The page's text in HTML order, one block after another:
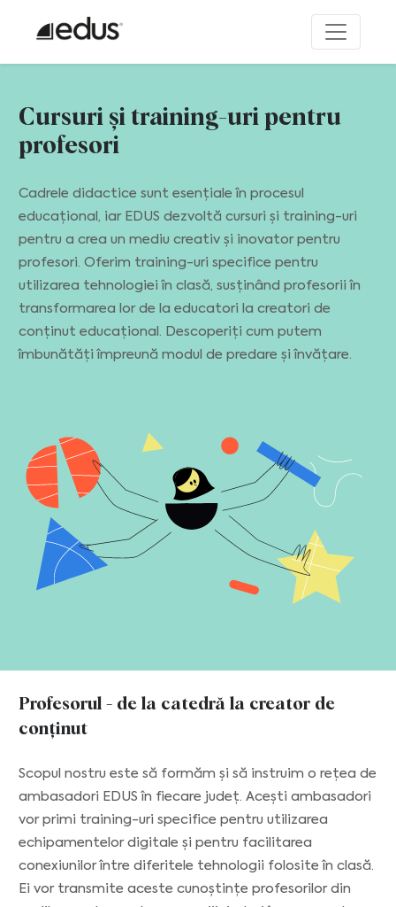
Cursuri și training-uri pentru
profesori
Cadrele didactice sunt esențiale în procesul
educațional, iar EDUS dezvoltă cursuri și training-uri
pentru a crea un mediu creativ și inovator pentru
profesori. Oferim training-uri specifice pentru
utilizarea tehnologiei în clasă, susținând profesorii în
transformarea lor de la educatori la creatori de
conținut educațional. Descoperiți cum putem
îmbunătăți împreună modul de predare și învățare.
Profesorul - de la catedră la creator de
conținut
Scopul nostru este să formăm și să instruim o rețea de
ambasadori EDUS în fiecare județ. Acești ambasadori
vor primi training-uri specifice pentru utilizarea
echipamentelor digitale și pentru facilitarea
conexiunilor între diferitele tehnologii folosite în clasă.
Ei vor transmite aceste cunoștințe profesorilor din